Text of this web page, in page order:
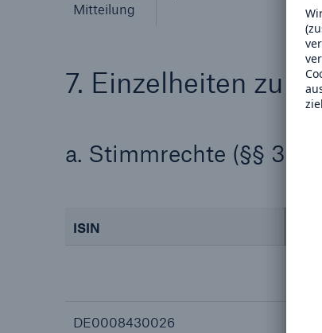
Mitteilung
7. Einzelheiten zu
a. Stimmrechte (§§ 33,
ISIN
(§
DE0008430026